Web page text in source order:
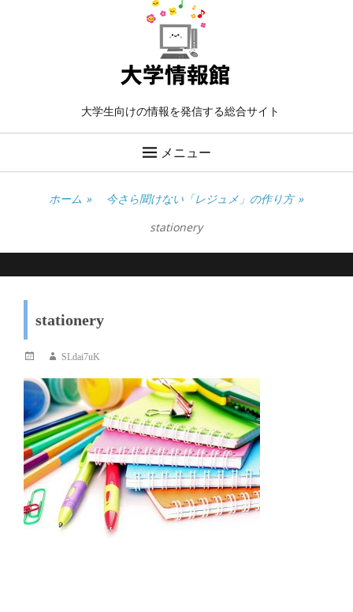
大学生向けの情報を発信する総合サイト
メニュー
ホーム » 今さら聞けない「レジュメ」の作り方 »
stationery
stationery
投
日
投
者
SLdai7uK